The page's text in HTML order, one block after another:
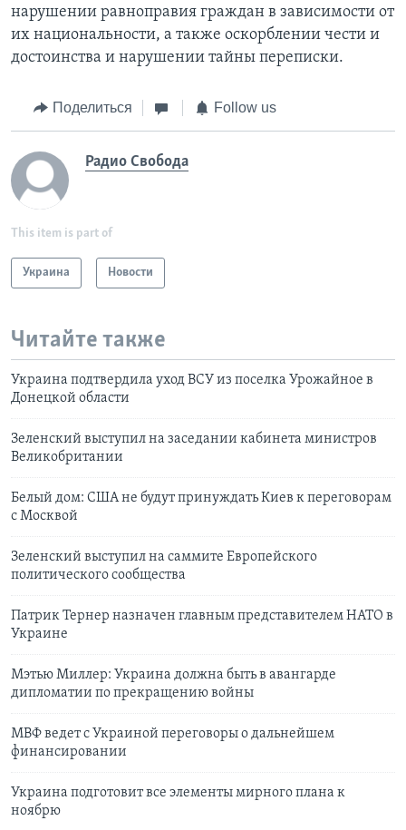
нарушении равноправия граждан в зависимости от
их национальности, а также оскорблении чести и
достоинства и нарушении тайны переписки.
Поделиться Follow us
Радио Свобода
This item is part of
Украина Новости
Читайте также
Украина подтвердила уход ВСУ из поселка Урожайное в
Донецкой области
Зеленский выступил на заседании кабинета министров
Великобритании
Белый дом: США не будут принуждать Киев к переговорам
с Москвой
Зеленский выступил на саммите Европейского
политического сообщества
Патрик Тернер назначен главным представителем НАТО в
Украине
Мэтью Миллер: Украина должна быть в авангарде
дипломатии по прекращению войны
МВФ ведет с Украиной переговоры о дальнейшем
финансировании
Украина подготовит все элементы мирного плана к
ноябрю